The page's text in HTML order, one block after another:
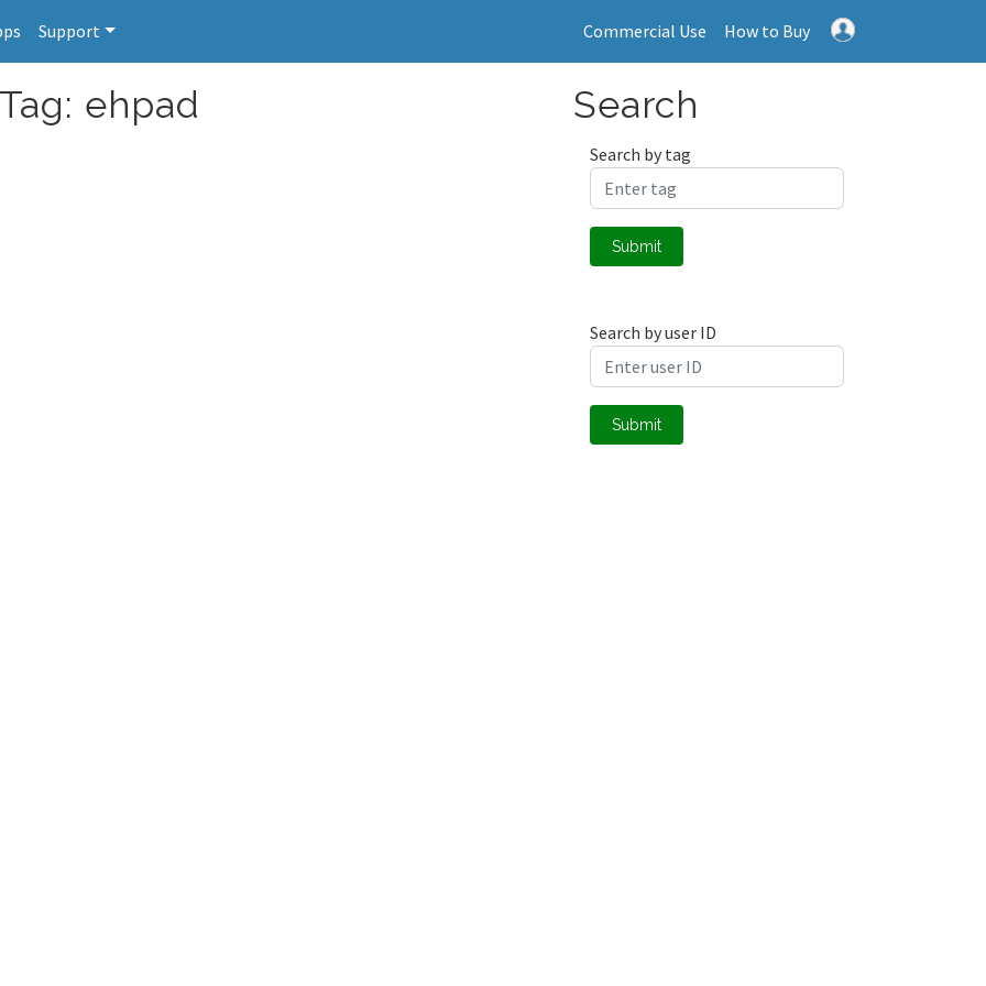
Support Commercial Use How to Buy
ehpad Search
Search by tag
Submit
Search by user ID
Submit